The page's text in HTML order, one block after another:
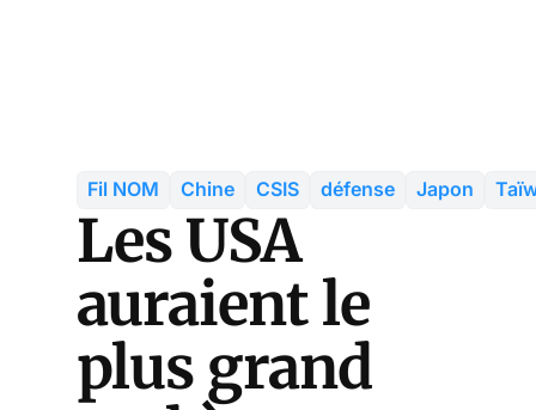
Fil NOM Chine CSIS défense Japon
Les USA
auraient le
plus grand